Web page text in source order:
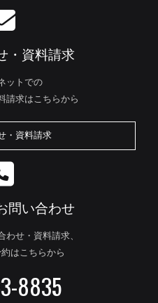
・資料請求
ットでの
請求はこちらから
・資料請求
問い合わせ
わせ・資料請求、
はこちらから
8835